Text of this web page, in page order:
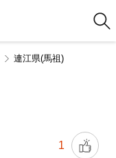
連江県(馬祖)
1